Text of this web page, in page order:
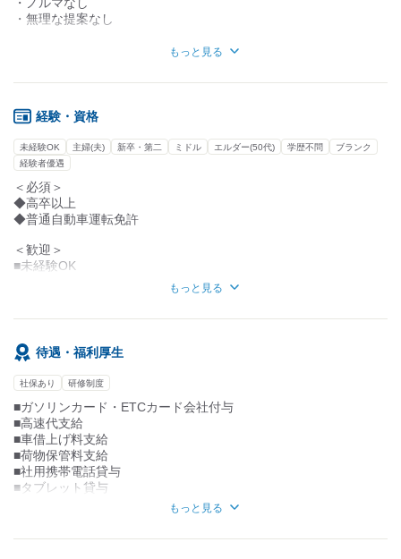
実際に活躍しているスタッフも
未経験からのスタートです。
￣￣￣￣￣￣￣￣￣￣￣￣
県内に事務所はありませんが、
その分、直行直帰・在宅作業が基本。
書類作成や報告は自宅で行えます。
・無理な提案なし
～直行直帰の1日の流れ(例)～
↓
午前：1～2校
<昼休憩>
午後：1～2校
↓
■自宅
★研修・会議のため、年に5、6回
東京・大阪への宿泊を伴う出張があります。
もっと見る
経験・資格
未経験OK 主婦(夫) 新卒・第二 ミドル エルダー(50代) 学歴不問
ブランク
経験者優遇
＜必須＞
◆高卒以上
◆普通自動車運転免許
＜歓迎＞
■未経験OK
「教員免許を取得したけど活かせていない」
「学校の先生になりたかったけど・・。」
「勉強は自信ないけど、
教科書・教材は何か好きだったな～」
＜こんな方にはピッタリ＞
■自分でスケジュール管理する働き方が合う
■宿泊を伴う出張に対応可能な方
もっと見る
待遇・福利厚生
社保あり 研修制度
■ガソリンカード・ETCカード会社付与
■高速代支給
■車借上げ料支給
■荷物保管料支給
■社用携帯電話貸与
■タブレット貸与
■契約更新年1回
もっと見る